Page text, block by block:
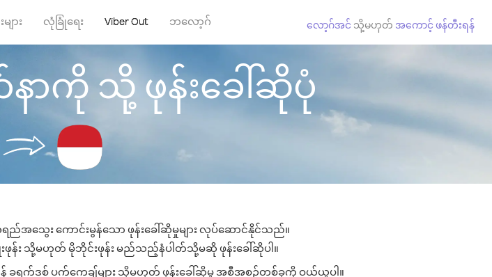
ား လုံခြုံရေး Viber Out ဘလော့ဂ် လော့ဂ်အင် သို့မဟုတ် အကောင့် ဖန်တီးရန်
နာကို သို့ ဖုန်းခေါ်ဆိုပုံ
ရည်အသွေး ကောင်းမွန်သော ဖုန်းခေါ်ဆိုမှုများ လုပ်ဆောင်နိုင်သည်။
းဖုန်း သို့မဟုတ် မိုဘိုင်းဖုန်း မည်သည့်နံပါတ်သို့မဆို ဖုန်းခေါ်ဆိုပါ။
ခရက်ဒစ် ပက်ကေ့ချ်များ သို့မဟုတ် ဖုန်းခေါ်ဆိုမှု အစီအစဉ်တစ်ခုကို ဝယ်ယူပါ။